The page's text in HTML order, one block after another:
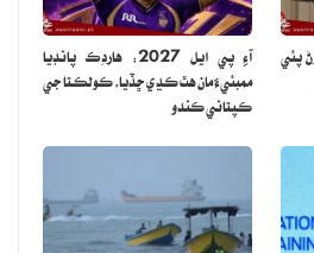
پئي
آءِ پي ايل 2027: هاردِڪ پانڊيا
ممبئيءَ مان هٿ ڪڍي ڇڏيا، ڪولڪتا جي
ڪپتاني ڪندو